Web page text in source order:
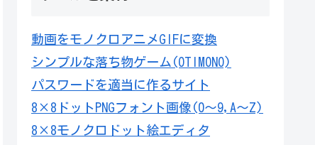
動画をモノクロアニメGIFに変換
シンプルな落ち物ゲーム(OTIMONO)
パスワードを適当に作るサイト
8×8ドットPNGフォント画像(0～9,A～Z)
8×8モノクロドット絵エディタ